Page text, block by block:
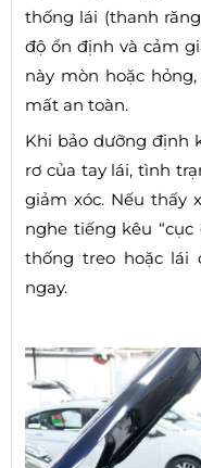
thống lái (thanh
độ ổn định và cảm
này mòn hoặc
mất an toàn.
Khi bảo dưỡng định
rơ của tay lái, tình
giảm xóc. Nếu thấy
nghe tiếng kêu
thống treo hoặc lái
ngay.